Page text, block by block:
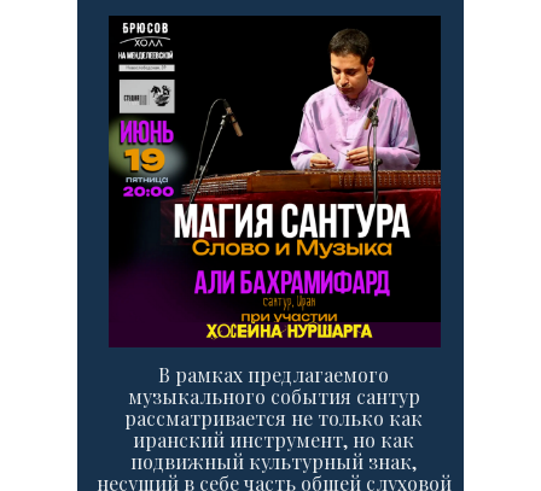
В рамках предлагаемого
музыкального события сантур
рассматривается не только как
иранский инструмент, но как
подвижный культурный знак,
несущий в себе часть общей слуховой